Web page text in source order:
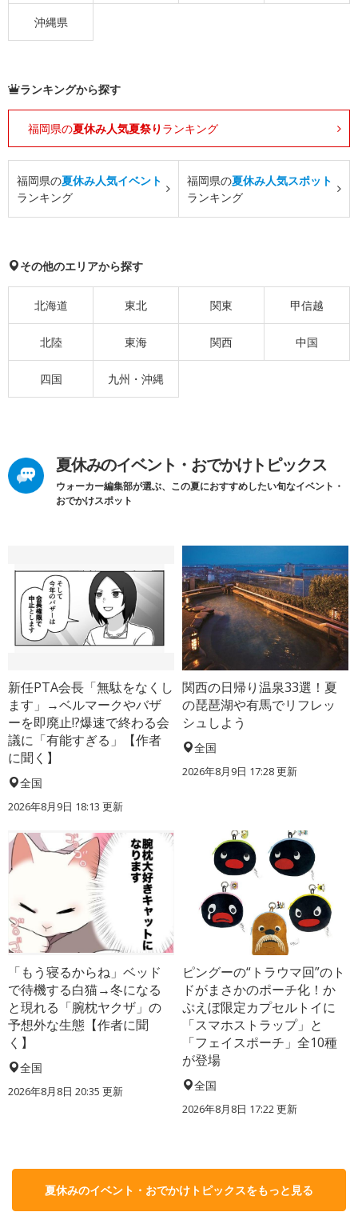
沖縄県
ランキングから探す
福岡県の夏休み人気夏祭り ランキング
福岡県の夏休み人気イベント
ランキング
福岡県の夏休み人気スポット
ランキング
その他のエリアから探す
北海道 東北 関東 甲信越
北陸 東海 関西 中国
四国 九州・沖縄
夏休みのイベント・おでかけトピックス
ウォーカー編集部が選ぶ、この夏におすすめしたい旬なイベント・
おでかけスポット
新任PTA会長「無駄をなくし
ます」→ベルマークやバザ
ーを即廃止!?爆速で終わる会
議に「有能すぎる」【作者
に聞く】
全国
2026年8月9日 18:13 更新
関西の日帰り温泉33選！夏
の琵琶湖や有馬でリフレッ
シュしよう
全国
2026年8月9日 17:28更新
「もう寝るからね」ベッド
で待機する白猫→冬になる
と現れる「腕枕ヤクザ」の
予想外な生態【作者に聞
く】
全国
2026年8月8日 20:35 更新
ピングーの“トラウマ回”のト
ドがまさかのポーチ化！か
ぷえぼ限定カプセルトイに
「スマホストラップ」と
「フェイスポーチ」全10種
が登場
全国
2026年8月8日 17:22更新
夏休みのイベント・おでかけトピックスをもっと見る